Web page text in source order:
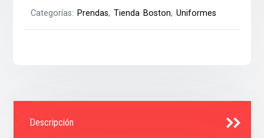
Categorías:Prendas,Tienda Boston,Uniformes
Descripción